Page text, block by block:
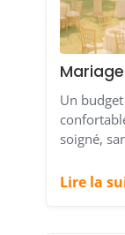
Un
soigné,
Lire la